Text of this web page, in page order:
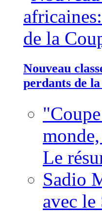
Nouveau
perdants de
Le
Sadio
avec le